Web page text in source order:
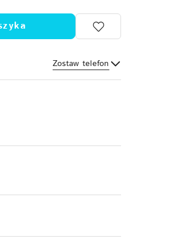
Zostaw telefon
Wyślij